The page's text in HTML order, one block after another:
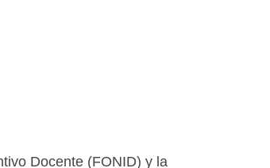
Docente (FONID) y la